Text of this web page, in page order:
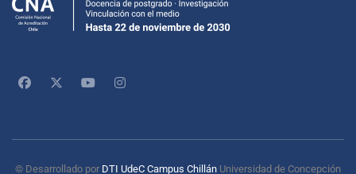
© Desarrollado por DTI UdeC Campus Chillán Universidad de Concepción